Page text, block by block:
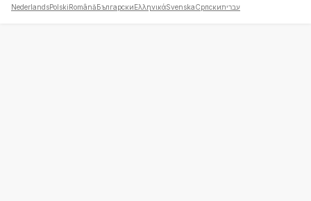
NederlandsPolskiRomânăБългарскиΕλληνικάSvenskaСрпскиעברית